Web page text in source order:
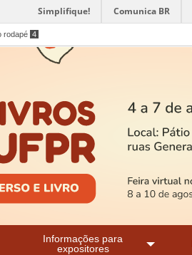
Simplifique! Comunica BR
rodapé 4
Informações para
expositores